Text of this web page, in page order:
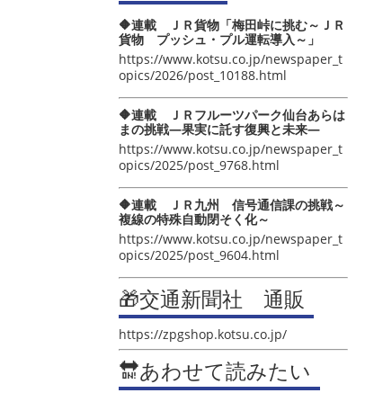
🔶連載 ＪＲ貨物「梅田峠に挑む～ＪＲ
貨物 プッシュ・プル運転導入～」
https://www.kotsu.co.jp/newspaper_t
opics/2026/post_10188.html
🔶連載 ＪＲフルーツパーク仙台あらは
まの挑戦―果実に託す復興と未来―
https://www.kotsu.co.jp/newspaper_t
opics/2025/post_9768.html
🔶連載 ＪＲ九州 信号通信課の挑戦～
複線の特殊自動閉そく化～
https://www.kotsu.co.jp/newspaper_t
opics/2025/post_9604.html
🎁交通新聞社 通販
https://zpgshop.kotsu.co.jp/
🔛あわせて読みたい